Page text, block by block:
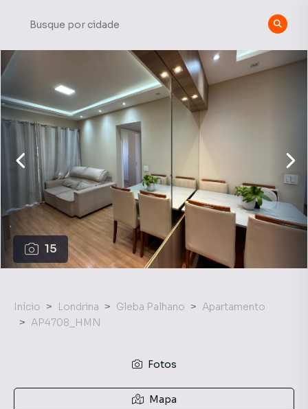
15
Início Londrina Gleba Palhano
Apartamento
AP4708_HMN
Fotos
Mapa